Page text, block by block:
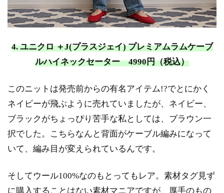
4. ユニクロ ＋J(プラスジェイ) プレミアムラムケーブ
ルハイネックセーター 4990円（税込）
このニットは発売前からの有名アイテム!?でとにかく
ネイビーが飛ぶように売れていましたが、ネイビー、
ブラックがちょっぴり苦手な私としては、ブラウン一
択でした。こちらなんと背面がケーブル編みになって
いて、編み目が変えられているんです。
そしてウール100%なのもとってもレア。素材タグ見ず
に購入することはない素材マニアですが、厚手のもの